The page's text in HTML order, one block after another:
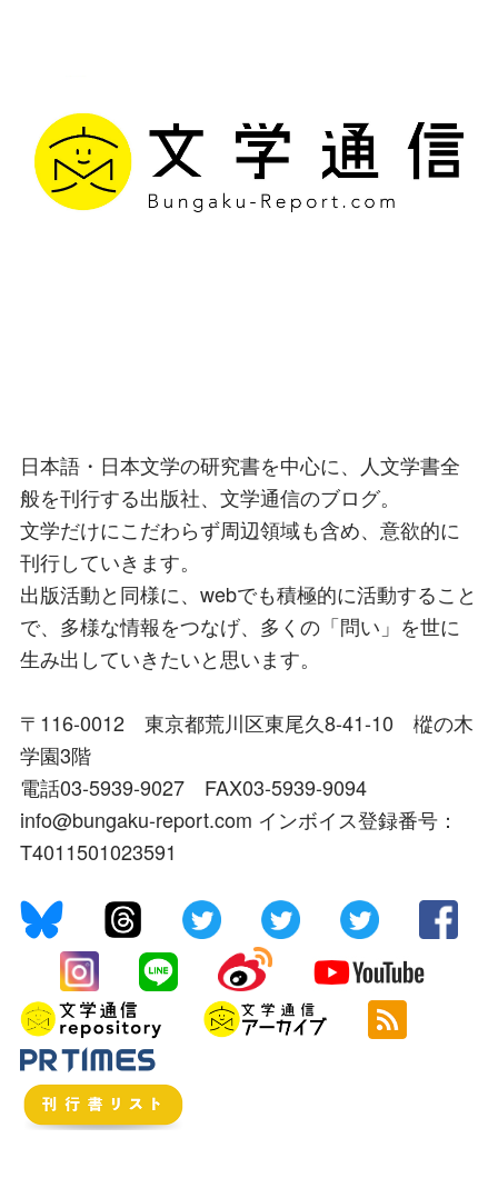
日本語・日本文学の研究書を中心に、人文学書全
般を刊行する出版社、文学通信のブログ。
文学だけにこだわらず周辺領域も含め、意欲的に
刊行していきます。
出版活動と同様に、webでも積極的に活動すること
で、多様な情報をつなげ、多くの「問い」を世に
生み出していきたいと思います。
〒116-0012 東京都荒川区東尾久8-41-10 樅の木
学園3階
電話03-5939-9027 FAX03-5939-9094
info@bungaku-report.com インボイス登録番号：
T4011501023591